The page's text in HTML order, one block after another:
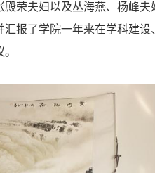
荣夫妇以及丛海燕、杨峰夫
报了学院一年来在学科建设